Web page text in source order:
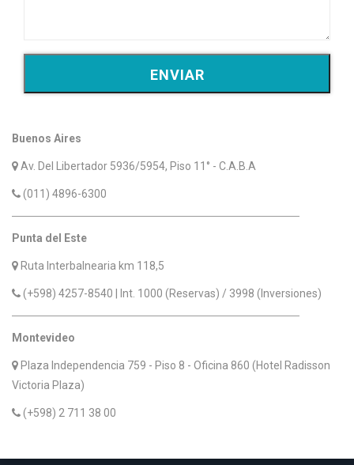
Buenos Aires
Av. Del Libertador 5936/5954, Piso 11° - C.A.B.A
(011) 4896-6300
Punta del Este
Ruta Interbalnearia km 118,5
(+598) 4257-8540 | Int. 1000 (Reservas) / 3998 (Inversiones)
Montevideo
Plaza Independencia 759 - Piso 8 - Oficina 860 (Hotel Radisson
Victoria Plaza)
(+598) 2 711 38 00